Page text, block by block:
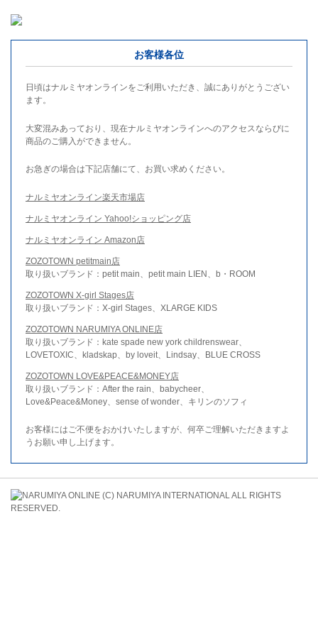
お客様各位
日頃はナルミヤオンラインをご利用いただき、誠にありがとうござい
ます。
大変混みあっており、現在ナルミヤオンラインへのアクセスならびに
商品のご購入ができません。
お急ぎの場合は下記店舗にて、お買い求めください。
ナルミヤオンライン楽天市場店
ナルミヤオンライン Yahoo!ショッピング店
ナルミヤオンライン Amazon店
ZOZOTOWN petitmain店
取り扱いブランド：petit main、petit main LIEN、b・ROOM
ZOZOTOWN X-girl Stages店
取り扱いブランド：X-girl Stages、XLARGE KIDS
ZOZOTOWN NARUMIYA ONLINE店
取り扱いブランド：kate spade new york childrenswear、
LOVETOXIC、kladskap、by loveit、Lindsay、BLUE CROSS
ZOZOTOWN LOVE&PEACE&MONEY店
取り扱いブランド：After the rain、babycheer、
Love&Peace&Money、sense of wonder、キリンのソフィ
お客様にはご不便をおかけいたしますが、何卒ご理解いただきますよ
うお願い申し上げます。